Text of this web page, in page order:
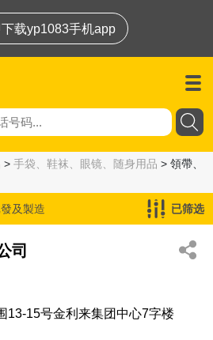
载yp1083手机app
> 手袋、鞋袜、眼镜、随身用品 > 領帶、
及製造 已筛选
司
13-15号金利来集团中心7字楼